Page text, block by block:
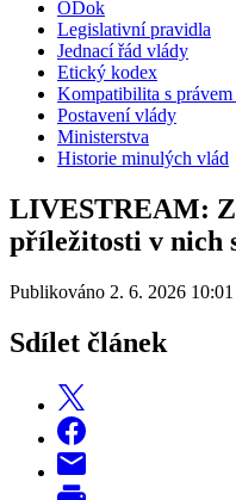
ODok
Legislativní pravidla
Jednací řád vlády
Etický kodex
Kompatibilita s
Postavení vlády
Ministerstva
Historie minulých vlád
LIVESTREAM:
příležitosti v nich
Publikováno 2. 6. 2026 10:01
Sdílet článek